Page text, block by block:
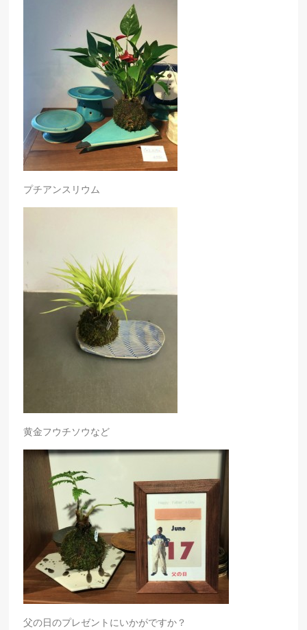
プチアンスリウム
黄金フウチソウなど
父の日のプレゼントにいかがですか？